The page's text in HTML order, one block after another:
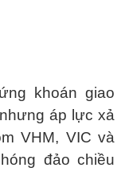
khoán giao
áp lực xả
VHM, VIC và
đảo chiều